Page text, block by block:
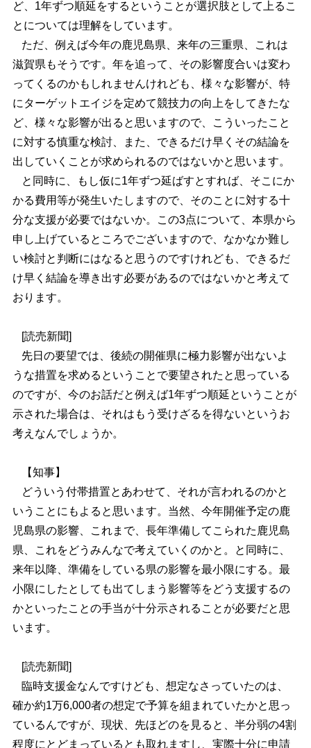
ど、1年ずつ順延をするということが選択肢として上るこ
とについては理解をしています。
ただ、例えば今年の鹿児島県、来年の三重県、これは
滋賀県もそうです。年を追って、その影響度合いは変わ
ってくるのかもしれませんけれども、様々な影響が、特
にターゲットエイジを定めて競技力の向上をしてきたな
ど、様々な影響が出ると思いますので、こういったこと
に対する慎重な検討、また、できるだけ早くその結論を
出していくことが求められるのではないかと思います。
と同時に、もし仮に1年ずつ延ばすとすれば、そこにか
かる費用等が発生いたしますので、そのことに対する十
分な支援が必要ではないか。この3点について、本県から
申し上げているところでございますので、なかなか難し
い検討と判断にはなると思うのですけれども、できるだ
け早く結論を導き出す必要があるのではないかと考えて
おります。
[読売新聞]
先日の要望では、後続の開催県に極力影響が出ないよ
うな措置を求めるということで要望されたと思っている
のですが、今のお話だと例えば1年ずつ順延ということが
示された場合は、それはもう受けざるを得ないというお
考えなんでしょうか。
【知事】
どういう付帯措置とあわせて、それが言われるのかと
いうことにもよると思います。当然、今年開催予定の鹿
児島県の影響、これまで、長年準備してこられた鹿児島
県、これをどうみんなで考えていくのかと。と同時に、
来年以降、準備をしている県の影響を最小限にする。最
小限にしたとしても出てしまう影響等をどう支援するの
かといったことの手当が十分示されることが必要だと思
います。
[読売新聞]
臨時支援金なんですけども、想定なさっていたのは、
確か約1万6,000者の想定で予算を組まれていたかと思っ
ているんですが、現状、先ほどのを見ると、半分弱の4割
程度にとどまっているとも取れますし、実際十分に申請